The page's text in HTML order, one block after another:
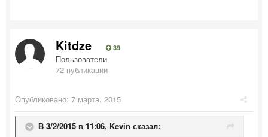
Kitdze 39
Пользователи
72 публикации
Опубликовано: 7 марта, 2015
В 3/2/2015 в 11:06, Kevin сказал: